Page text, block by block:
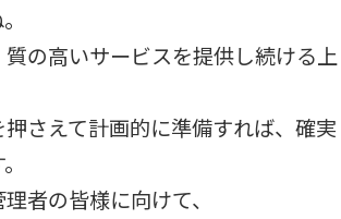
の高いサービスを提供し続ける上
さえて計画的に準備すれば、確実
者の皆様に向けて、